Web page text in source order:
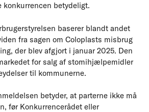
betydeligt.
baserer blandt andet
fra sagen om Coloplasts misbrug
der blev afgjort i januar 2025. Den
for salg af stomihjælpemidler
til kommunerne.
betyder, at parterne ikke må
før Konkurrencerådet eller